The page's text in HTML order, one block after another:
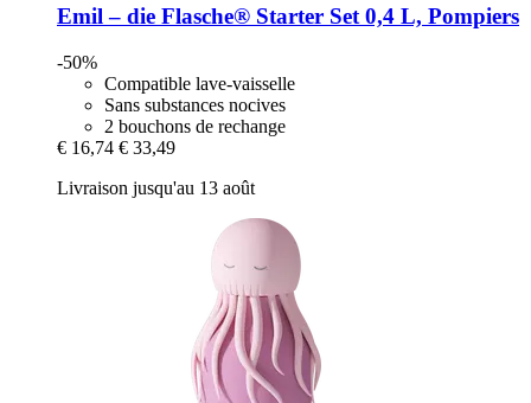
Emil – die Flasche® Starter Set 0,4 L, Pompiers
-50%
Compatible lave-vaisselle
Sans substances nocives
2 bouchons de rechange
€ 16,74 € 33,49
Livraison jusqu'au 13 août